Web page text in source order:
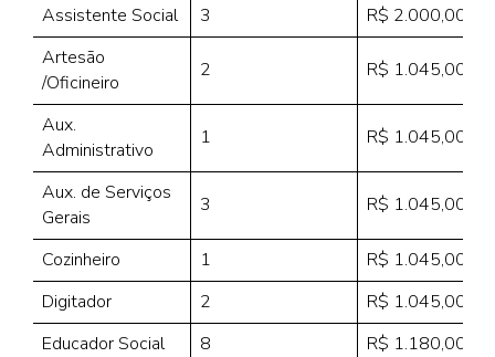
Assistente Social 3
R$ 2.000,00
Artesão
/Oficineiro
2 R$ 1.045,00
Aux.
Administrativo
1 R$ 1.045,00
Aux. de Serviços
Gerais
3 R$ 1.045,00
Cozinheiro 1
R$ 1.045,00
Digitador
2
R$ 1.045,00
Educador Social
8
R$ 1.180,00